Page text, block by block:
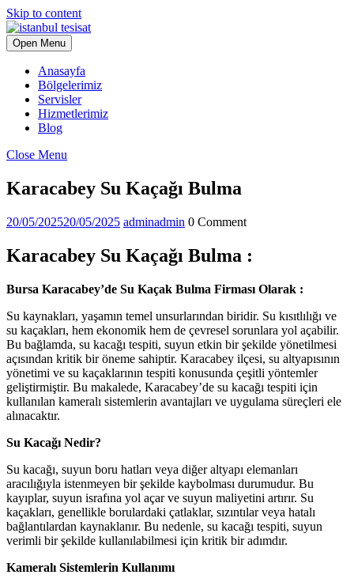
Skip to content
Open Menu
Anasayfa
Bölgelerimiz
Servisler
Hizmetlerimiz
Blog
Close Menu
Karacabey Su Kaçağı Bulma
20/05/202520/05/2025 adminadmin 0 Comment
Karacabey Su Kaçağı Bulma :
Bursa Karacabey’de Su Kaçak Bulma Firması Olarak :
Su kaynakları, yaşamın temel unsurlarından biridir. Su kısıtlılığı ve
su kaçakları, hem ekonomik hem de çevresel sorunlara yol açabilir.
Bu bağlamda, su kacağı tespiti, suyun etkin bir şekilde yönetilmesi
açısından kritik bir öneme sahiptir. Karacabey ilçesi, su altyapısının
yönetimi ve su kaçaklarının tespiti konusunda çeşitli yöntemler
geliştirmiştir. Bu makalede, Karacabey’de su kacağı tespiti için
kullanılan kameralı sistemlerin avantajları ve uygulama süreçleri ele
alınacaktır.
Su Kacağı Nedir?
Su kacağı, suyun boru hatları veya diğer altyapı elemanları
aracılığıyla istenmeyen bir şekilde kaybolması durumudur. Bu
kayıplar, suyun israfına yol açar ve suyun maliyetini artırır. Su
kaçakları, genellikle borulardaki çatlaklar, sızıntılar veya hatalı
bağlantılardan kaynaklanır. Bu nedenle, su kacağı tespiti, suyun
verimli bir şekilde kullanılabilmesi için kritik bir adımdır.
Kameralı Sistemlerin Kullanımı